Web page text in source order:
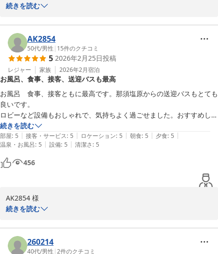
当館の温泉をお楽しみいただけたようで、大変嬉しく思います。
心身のリフレッシュのお役に立てていれば幸いでございます。
いつ来られてもご満足いただけるような旅館作りを目指してこれか
らも努力して参ります。
またのご来館を心よりお待ちしております。
大丸温泉旅館
那須温泉 大丸温泉旅館
2026-03-12
続きを読む
AK2854
50代/男性 | 15件のクチコミ
5 2026年2月25日投稿
レジャー 家族 2026年2月宿泊
お風呂、食事、接客、送迎バスも最高
お風呂　食事、接客ともに最高です。那須塩原からの送迎バスもとても
良いです。
ロビーなど設備もおしゃれで、気持ちよく過ごせました。おすすめしま
す。
続きを読む
部屋: 5 | 接客・サービス: 5 | ロケーション: 5 | 朝食: 5 | 夕食: 5 |
温泉・お風呂: 5 | 設備: 5 | 清潔さ: 5
456
AK2854 様
ございます。
また、当館を高く評価いただき、誠にありがとうございます。
続きを読む
260214
40代/男性 |2件のクチコミ